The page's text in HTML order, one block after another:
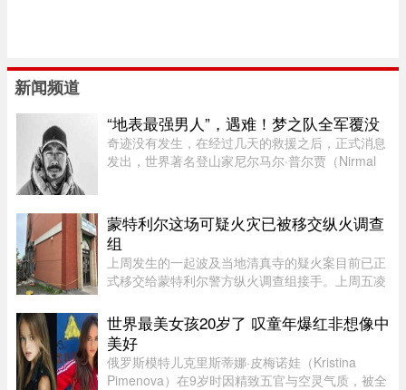
新闻频道
“地表最强男人”，遇难！梦之队全军覆没
奇迹没有发生，在经过几天的救援之后，正式消息
发出，世界著名登山家尼尔马尔·普尔贾（Nirmal
月2日，巴基斯坦阿尔卑斯俱 ...
蒙特利尔这场可疑火灾已被移交纵火调查
组
上周发生的一起波及当地清真寺的疑火案目前已正
式移交给蒙特利尔警方纵火调查组接手。上周五凌
Côte-des-Neiges–Notre-Dame-de-Grâce 区的
Courtrai Avenue，停在两 ...
世界最美女孩20岁了 叹童年爆红非想像中
美好
俄罗斯模特儿克里斯蒂娜·皮梅诺娃（Kristina
Pimenova）在9岁时因精致五官与空灵气质，被全